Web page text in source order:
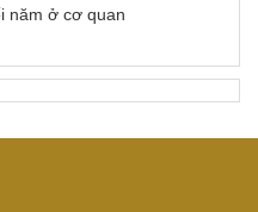
năm ở cơ quan